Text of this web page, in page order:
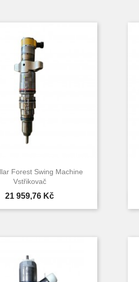
Forest Swing Machine
Vstřikovač
Cena
21 959,76 Kč
 Rychlý náhled